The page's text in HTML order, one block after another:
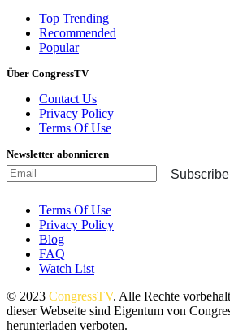
Top Trending
Recommended
Popular
Über CongressTV
Contact Us
Privacy Policy
Terms Of Use
Newsletter abonnieren
Subscribe
Terms Of Use
Privacy Policy
Blog
FAQ
Watch List
© 2023 CongressTV. Alle Rechte
dieser Webseite sind Eigentum von
herunterladen verboten.